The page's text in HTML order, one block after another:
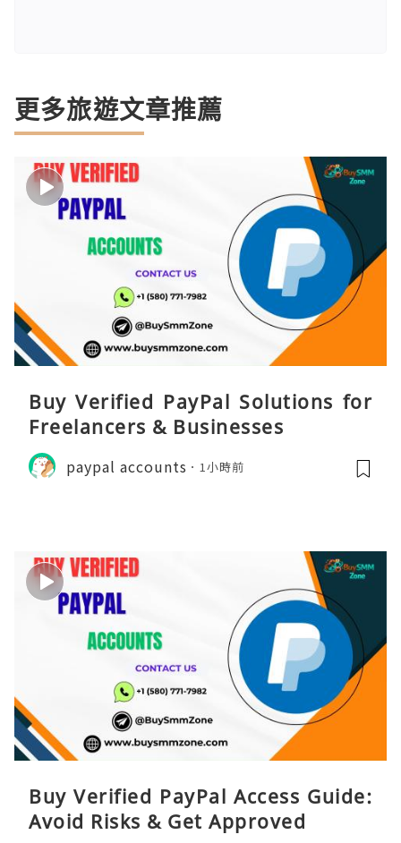
更多旅遊文章推薦
Buy Verified PayPal Solutions for
Freelancers & Businesses
paypal accounts 1小時前
Buy Verified PayPal Access Guide:
Avoid Risks & Get Approved